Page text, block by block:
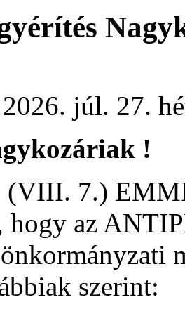
júl. 27.
!
(VIII. 7.)
hogy az
szerint: